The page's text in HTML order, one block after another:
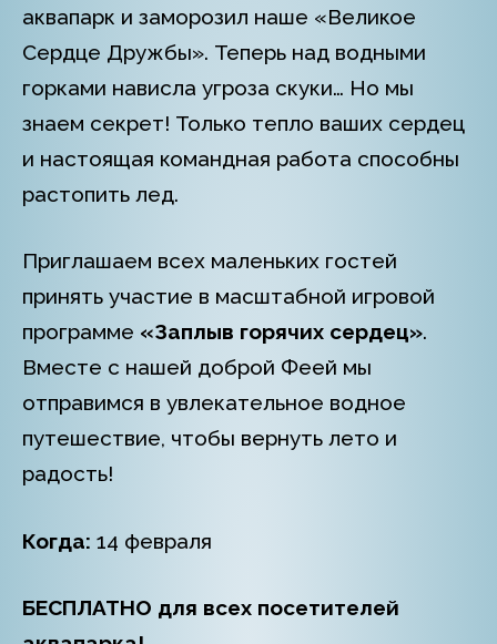
аквапарк и заморозил наше «Великое
Сердце Дружбы». Теперь над водными
горками нависла угроза скуки… Но мы
знаем секрет! Только тепло ваших сердец
и настоящая командная работа способны
растопить лед.
Приглашаем всех маленьких гостей
принять участие в масштабной игровой
программе «Заплыв горячих сердец».
Вместе с нашей доброй Феей мы
отправимся в увлекательное водное
путешествие, чтобы вернуть лето и
радость!
Когда: 14 февраля
БЕСПЛАТНО для всех посетителей